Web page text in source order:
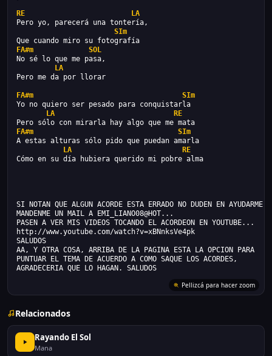
RE
LA
Pero yo, parecerá una tontería,
SIm
Que cuando miro su fotografía
FA#m
SOL
No sé lo que me pasa,
LA
Pero me da por llorar
FA#m
SIm
Yo no quiero ser pesado para conquistarla
LA
RE
Pero sólo con mirarla hay algo que me mata
FA#m
SIm
A estas alturas sólo pido que puedan amarla
LA
RE
Cómo en su día hubiera querido mi pobre alma
SI NOTAN QUE ALGUN ACORDE ESTA ERRADO NO DUDEN EN AYUDARME..
MANDENME UN MAIL A EMI_LIANO08@HOT...
PASEN A VER MIS VIDEOS TOCANDO EL ACORDEON EN YOUTUBE...
http://www.youtube.com/watch?v=xBNnksVe4pk
SALUDOS
AA, Y OTRA COSA, ARRIBA DE LA PAGINA ESTA LA OPCION PARA
PUNTUAR EL TEMA DE ACUERDO A COMO SAQUE LOS ACORDES,
AGRADECERIA QUE LO HAGAN. SALUDOS
Pellizcá para hacer zoom
Relacionados
Rayando El Sol
Mana